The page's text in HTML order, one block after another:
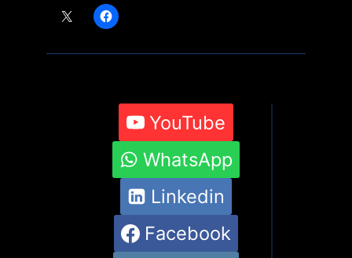
YouTube
WhatsApp
Linkedin
Facebook